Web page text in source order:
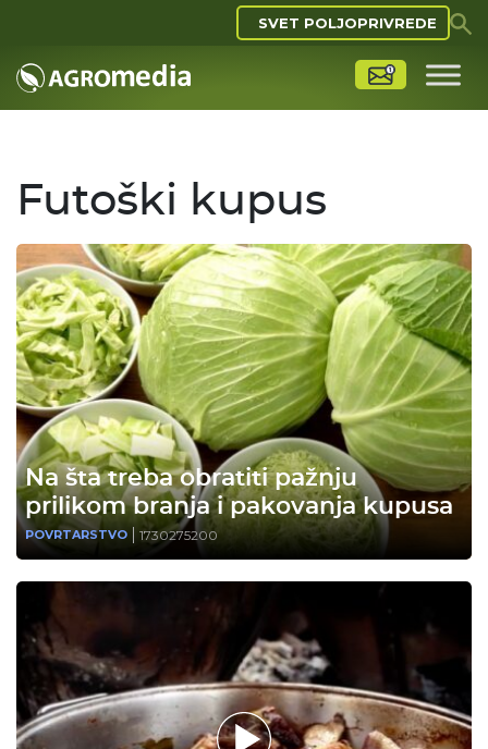
SVET POLJOPRIVREDE
Futoški kupus
Na šta treba obratiti pažnju
prilikom branja i pakovanja kupusa
POVRTARSTVO 1730275200